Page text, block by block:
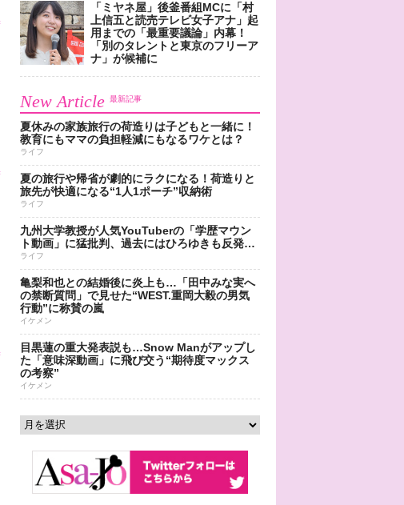
「ミヤネ屋」後釜番組MCに「村
上信五と読売テレビ女子アナ」起
用までの「最重要議論」内幕！
「別のタレントと東京のフリーア
ナ」が候補に
New Article 最新記事
夏休みの家族旅行の荷造りは子どもと一緒に！
教育にもママの負担軽減にもなるワケとは？
ライフ
夏の旅行や帰省が劇的にラクになる！荷造りと
旅先が快適になる“1人1ポーチ”収納術
ライフ
九州大学教授が人気YouTuberの「学歴マウン
ト動画」に猛批判、過去にはひろゆきも反発…
ライフ
亀梨和也との結婚後に炎上も…「田中みな実へ
の禁断質問」で見せた“WEST.重岡大毅の男気
行動”に称賛の嵐
イケメン
目黒蓮の重大発表説も…Snow Manがアップし
た「意味深動画」に飛び交う“期待度マックス
の考察”
イケメン